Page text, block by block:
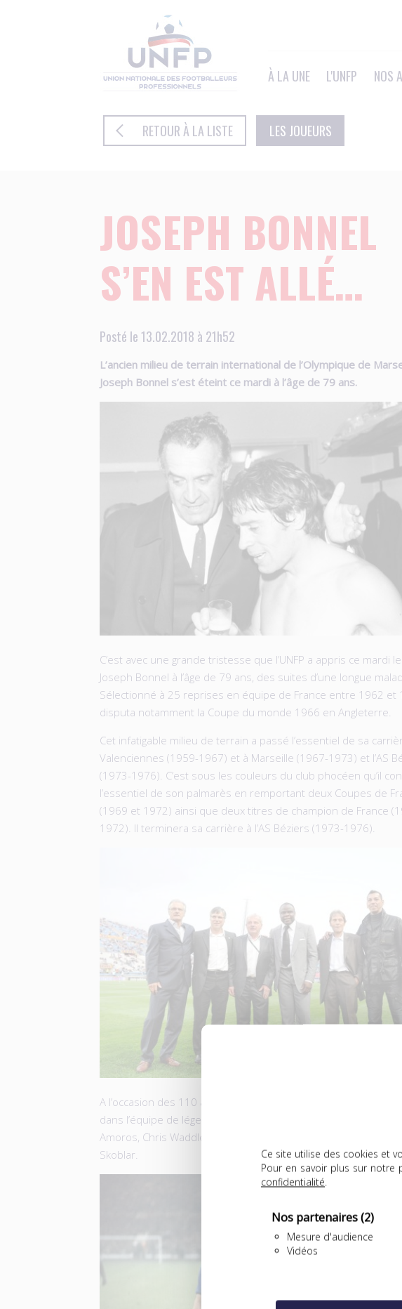
Ce site utilise des cookies et
Pour en savoir plus sur
confidentialité.
Nos partenaires(2)
Mesure d'audience
Vidéos
À LA UNE L'UNFP NOS
RETOUR À LA LISTE LES JOUEURS
JOSEPH BONNEL
S’EN EST ALLÉ…
Posté le 13.02.2018 à 21h52
L’ancien milieu de terrain international de l’Olympique de
Joseph Bonnel s’est éteint ce mardi à l’âge de 79 ans.
C’est avec une grande tristesse que l’UNFP a appris ce mardi
Joseph Bonnel à l’âge de 79 ans, des suites d’une longue
Sélectionné à 25 reprises en équipe de France entre 1962 et
disputa notamment la Coupe du monde 1966 en Angleterre.
Cet infatigable milieu de terrain a passé l’essentiel de sa
Valenciennes (1959-1967) et à Marseille (1967-1973) et l’AS
(1973-1976). C’est sous les couleurs du club phocéen qu’il
l’essentiel de son palmarès en remportant deux Coupes de
(1969 et 1972) ainsi que deux titres de champion de France
1972). Il terminera sa carrière à l’AS Béziers (1973-1976).
A l’occasion des 110 ans du club marseillais, Joseph Bonnel
dans l’équipe de légende aux côtés de Didier Deschamps,
Amoros, Chris Waddle, Carlos Mozer, Jean-Pierre Papin ou
Skoblar.